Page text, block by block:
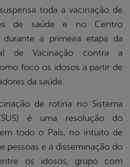
toda a vacinação de
de saúde e no Centro
durante a primeira etapa da
de Vacinação contra a
foco os idosos a partir de
da saúde.
de rotina no Sistema
é uma resolução do
todo o País, no intuito de
pessoas e a disseminação do
os idosos, grupo com